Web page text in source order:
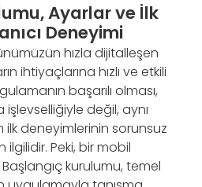
Ayarlar ve İlk
Deneyimi
hızla dijitalleşen
ihtiyaçlarına hızlı ve etkili
başarılı olması,
işlevselliğiyle değil, aynı
ilk deneyimlerinin sorunsuz
ilgilidir. Peki, bir mobil
kurulumu, temel